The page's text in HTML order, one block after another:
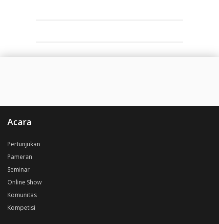
Acara
Pertunjukan
Pameran
Seminar
Online Show
Komunitas
Kompetisi